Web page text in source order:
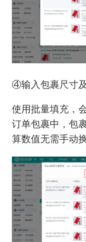
④输入包裹尺寸
使用批量填充，
订单包裹中，包
算数值无需手动